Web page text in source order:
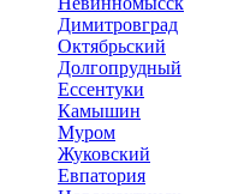
Димитровград
Октябрьский
Долгопрудный
Ессентуки
Камышин
Муром
Жуковский
Евпатория